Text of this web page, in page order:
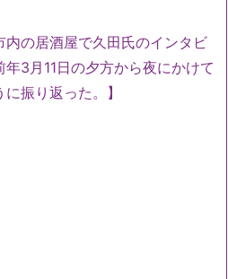
の居酒屋で久田氏のインタビ
3月11日の夕方から夜にかけて
振り返った。】